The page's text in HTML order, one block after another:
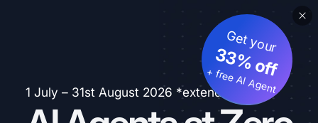
1 July – 31st August 2026 *extended
Get your
33% off
+ free AI Agent